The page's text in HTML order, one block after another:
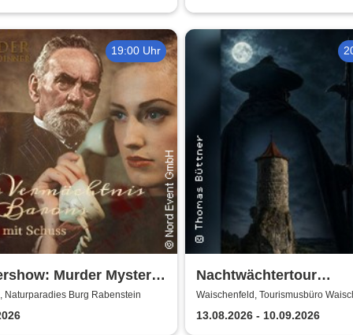
19:00 Uhr
Murder Mystery
Naturparadies Burg Rabenstein
Nachtwächtertour
Waischenfeld
Waischenfeld, Tourismusbüro
13.08.2026 - 10.09.2026